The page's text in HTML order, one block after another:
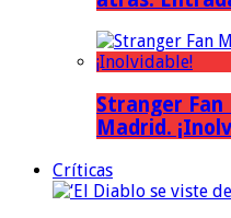
Stranger Fan
Madrid.
Críticas